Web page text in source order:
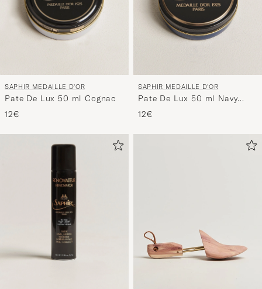
SAPHIR MEDAILLE D'OR
Pate De Lux 50 ml Cognac
12€
SAPHIR MEDAILLE D'OR
Pate De Lux 50 ml Navy
Blue
12€